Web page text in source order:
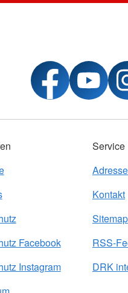
Facebook
Instagram
Service
Kontakt
Sitemap
RSS-
DRK